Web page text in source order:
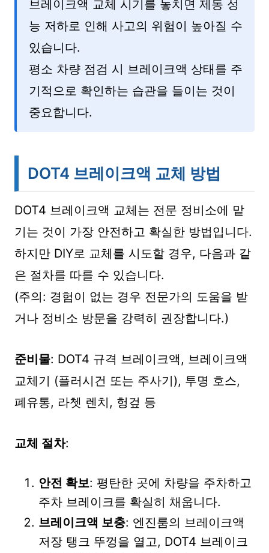
브레이크액 교체 시기를 놓치면 제동 성
능 저하로 인해 사고의 위험이 높아질 수
있습니다.
평소 차량 점검 시 브레이크액 상태를 주
기적으로 확인하는 습관을 들이는 것이
중요합니다.
DOT4 브레이크액 교체 방법
DOT4 브레이크액 교체는 전문 정비소에 맡
기는 것이 가장 안전하고 확실한 방법입니다.
하지만 DIY로 교체를 시도할 경우, 다음과 같
은 절차를 따를 수 있습니다.
(주의: 경험이 없는 경우 전문가의 도움을 받
거나 정비소 방문을 강력히 권장합니다.)
준비물: DOT4 규격 브레이크액, 브레이크액
교체기 (플러시건 또는 주사기), 투명 호스,
폐유통, 라쳇 렌치, 헝겊 등
교체 절차:
안전 확보: 평탄한 곳에 차량을 주차하고
주차 브레이크를 확실히 채웁니다.
브레이크액 보충: 엔진룸의 브레이크액
저장 탱크 뚜껑을 열고, DOT4 브레이크